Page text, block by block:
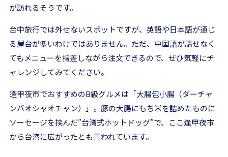
が訪れるそうです。
台中旅行では外せないスポットですが、英語や日本語が通じ
る屋台が多いわけではありません。ただ、中国語が話せなく
てもメニューを指差しながら注文できるので、ぜひ気軽にチ
ャレンジしてみてください。
逢甲夜市でおすすめのB級グルメは「大腸包小腸（ダーチャ
ンバオシャオチャン）」。豚の大腸にもち米を詰めたものに
ソーセージを挟んだ”台湾式ホットドッグ”で、ここ逢甲夜市
から台湾に広がったとも言われています。